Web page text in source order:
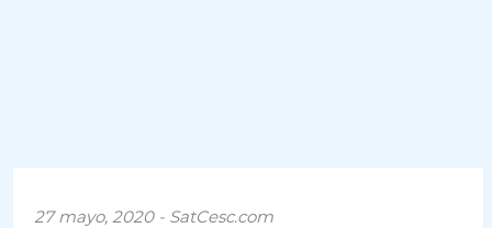
27 mayo, 2020 - SatCesc.com